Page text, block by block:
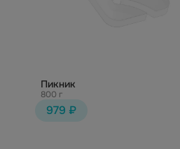
Пикник
800 г
979 ₽